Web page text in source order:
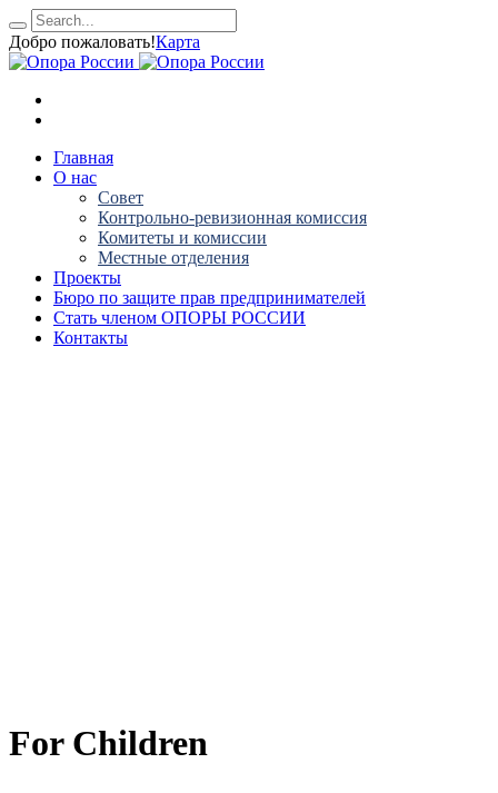
Добро пожаловать!Карта
Главная
О нас
Совет
Контрольно-ревизионная комиссия
Комитеты и комиссии
Местные отделения
Проекты
Бюро по защите прав предпринимателей
Стать членом ОПОРЫ РОССИИ
Контакты
For Children